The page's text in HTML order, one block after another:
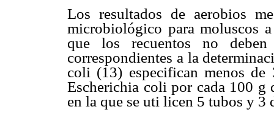
Los resultados de aerobios
microbiológico para moluscos
que los recuentos no
correspondientes a la
coli (13) especifican menos
Escherichia coli por cada 100 g
en la que se uti licen 5 tubos y 3